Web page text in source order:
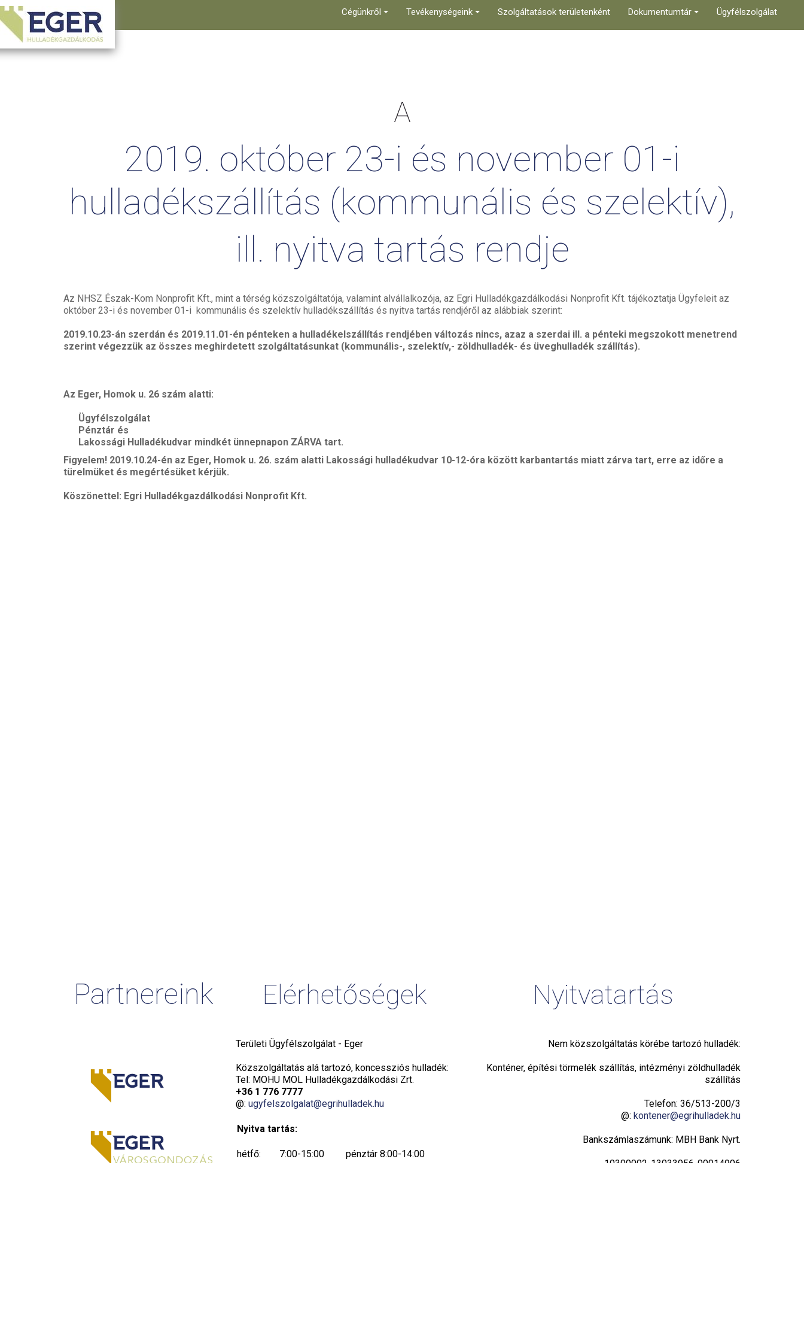
Cégünkről Tevékenységeink Szolgáltatások területenként Dokumentumtár Ügyfélszolgálat
A
2019. október 23-i és november 01-i
hulladékszállítás (kommunális és szelektív),
ill. nyitva tartás rendje
Az NHSZ Észak-Kom Nonprofit Kft., mint a térség közszolgáltatója, valamint alvállalkozója, az Egri Hulladékgazdálkodási Nonprofit Kft. tájékoztatja Ügyfeleit az
október 23-i és november 01-i kommunális és szelektív hulladékszállítás és nyitva tartás rendjéről az alábbiak szerint:
2019.10.23-án szerdán és 2019.11.01-én pénteken a hulladékelszállítás rendjében változás nincs, azaz a szerdai ill. a pénteki megszokott menetrend
szerint végezzük az összes meghirdetett szolgáltatásunkat (kommunális-, szelektív,- zöldhulladék- és üveghulladék szállítás).
Az Eger, Homok u. 26 szám alatti:
Ügyfélszolgálat
Pénztár és
Lakossági Hulladékudvar mindkét ünnepnapon ZÁRVA tart.
Figyelem! 2019.10.24-én az Eger, Homok u. 26. szám alatti Lakossági hulladékudvar 10-12-óra között karbantartás miatt zárva tart, erre az időre a
türelmüket és megértésüket kérjük.
Köszönettel: Egri Hulladékgazdálkodási Nonprofit Kft.
Partnereink Elérhetőségek
Területi Ügyfélszolgálat - Eger
Közszolgáltatás alá tartozó, koncessziós hulladék:
Tel: MOHU MOL Hulladékgazdálkodási Zrt.
+36 1 776 7777
@: ugyfelszolgalat@egrihulladek.hu
Nyitva tartás:
hétfő: 7:00-15:00 pénztár 8:00-14:00
Nyitvatartás
Nem közszolgáltatás körébe tartozó hulladék:
Konténer, építési törmelék szállítás, intézményi zöldhulladék
szállítás
Telefon: 36/513-200/3
@: kontener@egrihulladek.hu
Bankszámlaszámunk: MBH Bank Nyrt.
10300002-13033956-00014906